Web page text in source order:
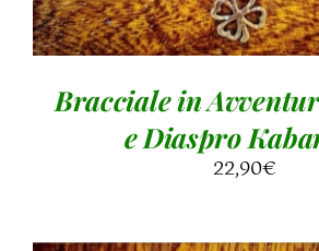
Bracciale in
e Diaspro
22,90€